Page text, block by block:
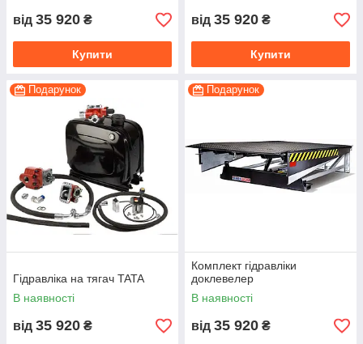
від 35 920 ₴
Купити
від 35 920 ₴
Купити
Подарунок
Гідравліка на тягач TATA
В наявності
від 35 920 ₴
Подарунок
Комплект гідравліки
доклевелер
В наявності
від 35 920 ₴